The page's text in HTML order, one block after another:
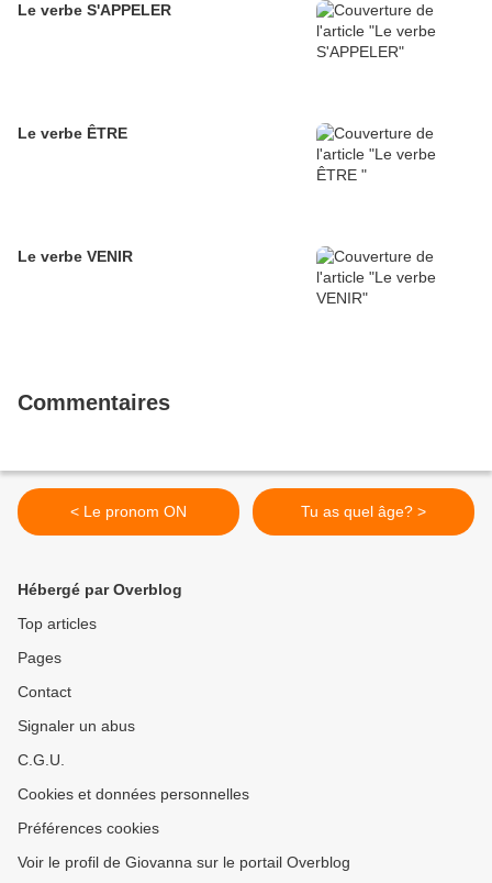
Le verbe S'APPELER
Le verbe ÊTRE
Le verbe VENIR
Commentaires
< Le pronom ON Tu as quel âge? >
Hébergé par Overblog
Top articles
Pages
Contact
Signaler un abus
C.G.U.
Cookies et données personnelles
Préférences cookies
Voir le profil de Giovanna sur le portail Overblog